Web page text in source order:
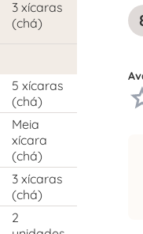
3 xícaras
(chá)
5 xícaras
(chá)
Meia
xícara
(chá)
3 xícaras
(chá)
2